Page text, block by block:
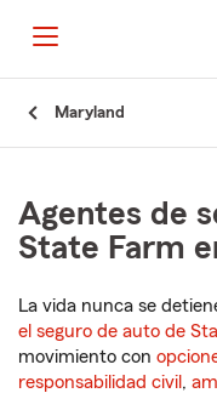
Maryland
Agentes de
State Farm
La vida nunca se
el seguro de auto de
movimiento con
responsabilidad civil ,